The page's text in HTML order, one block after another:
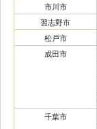
市川市
習志野市
松戸市
成田市
千葉市